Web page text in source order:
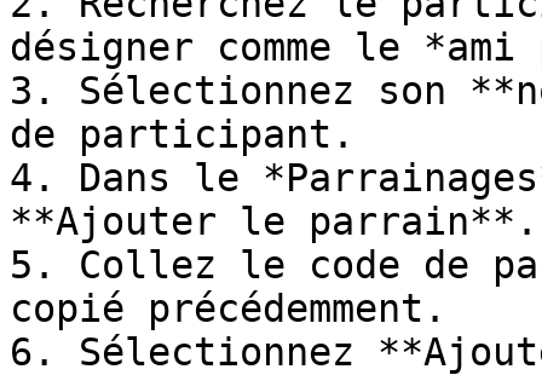
désigner comme le
3. Sélectionnez son
de participant.
4. Dans le
**Ajouter le parrain**.
5. Collez le code de
copié précédemment.
6. Sélectionnez